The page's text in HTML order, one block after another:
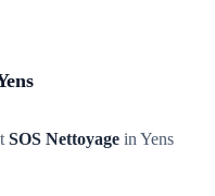
SOS Nettoyage in Yens